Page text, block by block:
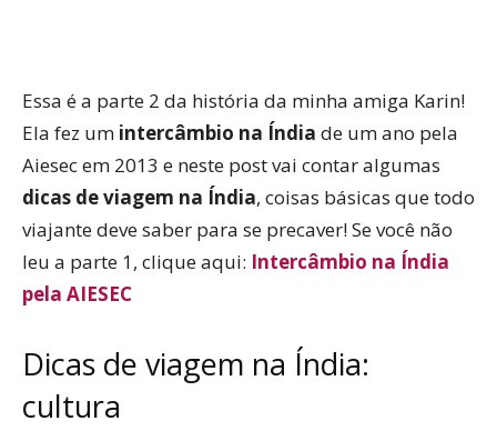
Essa é a parte 2 da história da minha amiga Karin!
Ela fez um intercâmbio na Índia de um ano pela
Aiesec em 2013 e neste post vai contar algumas
dicas de viagem na Índia, coisas básicas que todo
viajante deve saber para se precaver! Se você não
leu a parte 1, clique aqui: Intercâmbio na Índia
pela AIESEC
Dicas de viagem na Índia:
cultura